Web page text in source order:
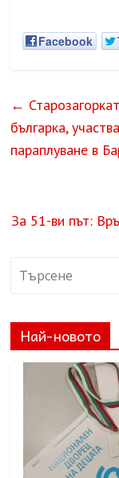
Facebook
←
българка,
параплуване в
За 51-ви път:
Най-новото